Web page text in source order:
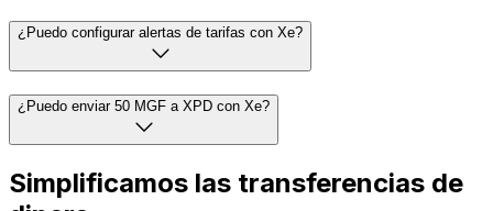
¿Puedo configurar alertas de tarifas con Xe?
¿Puedo enviar 50 MGF a XPD con Xe?
Simplificamos las transferencias de